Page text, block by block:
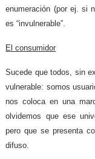
enumeración (por ej. si
es “invulnerable”.
El consumidor
Sucede que todos, sin
vulnerable: somos
nos coloca en una
olvidemos que ese
pero que se presenta
difuso.